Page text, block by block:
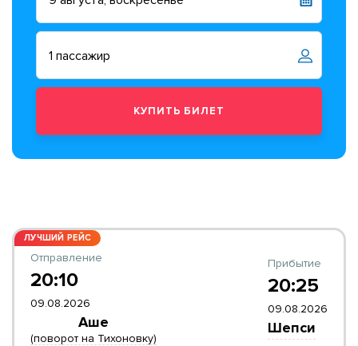
ЛУЧШИЙ РЕЙС
Отправление
20:10
09.08.2026
Аше
(поворот на Тихоновку)
Прибытие
20:25
09.08.2026
Шепси